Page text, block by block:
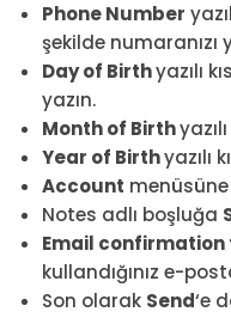
Phone Number
şekilde numaranızı
Day of Birthyazılı
yazın.
Month of Birth
Year of Birthyazılı
Account
Notes adlı boşluğa
Email confirmation
kullandığınız e-
Son olarak Send‘e